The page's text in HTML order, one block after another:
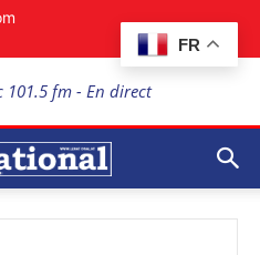
FR
101.5 fm - En direct